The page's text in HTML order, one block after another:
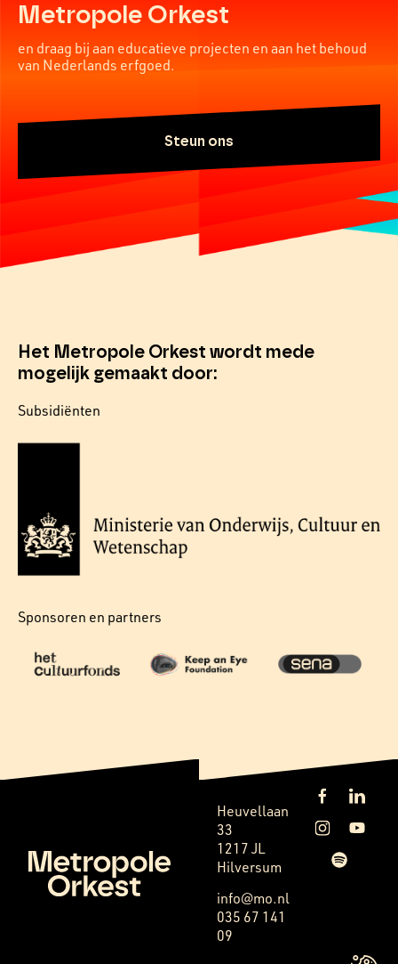
Metropole Orkest
en draag bij aan educatieve projecten en aan het behoud
van Nederlands erfgoed.
Steun ons
Het Metropole Orkest wordt mede
mogelijk gemaakt door:
Subsidiënten
Sponsoren en partners
Heuvellaan
33
1217 JL
Hilversum
info@mo.nl
035 67 141
09